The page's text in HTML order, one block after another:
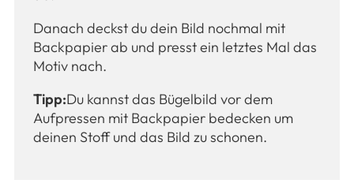
Danach deckst du dein Bild nochmal mit
Backpapier ab und presst ein letztes Mal das
Motiv nach.
Tipp:Du kannst das Bügelbild vor dem
Aufpressen mit Backpapier bedecken um
deinen Stoff und das Bild zu schonen.